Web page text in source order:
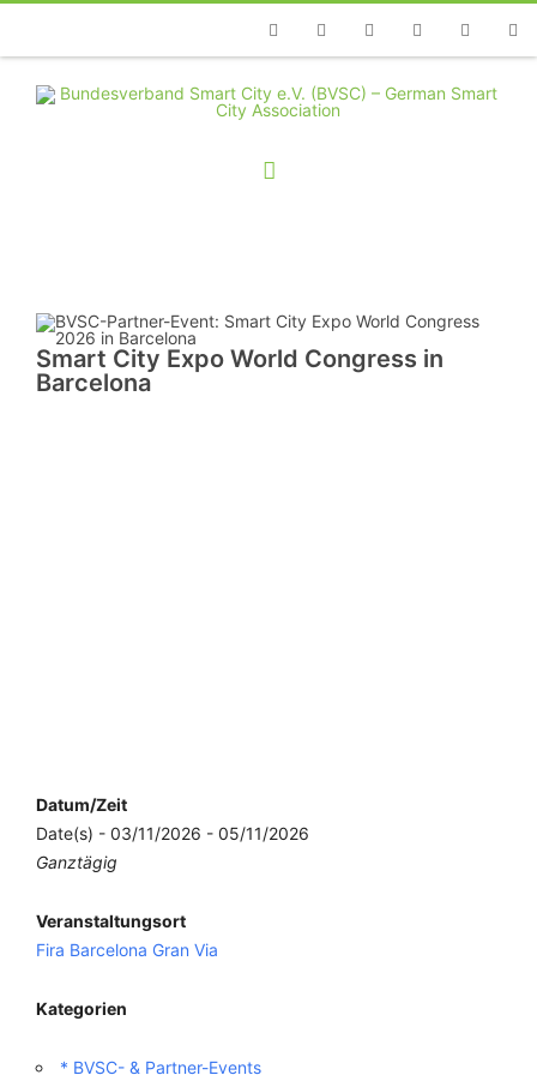
TelefonFacebookTwitterYoutubeInstagramLinkedin
Smart City Expo World Congress in
Barcelona
Datum/Zeit
Date(s) - 03/11/2026 - 05/11/2026
Ganztägig
Veranstaltungsort
Fira Barcelona Gran Via
Kategorien
* BVSC- & Partner-Events